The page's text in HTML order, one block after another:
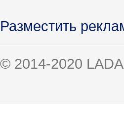
Разместить
© 2014-2020